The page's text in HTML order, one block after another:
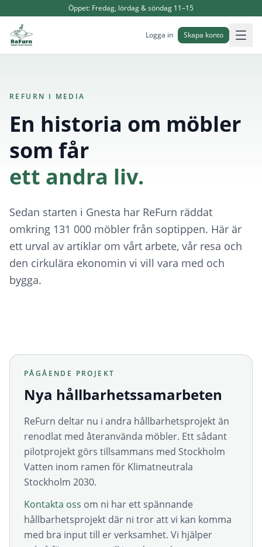
Öppet: Fredag, lördag & söndag 11–15
Logga in Skapa konto
REFURN I MEDIA
En historia om möbler
som får
ett andra liv.
Sedan starten i Gnesta har ReFurn räddat
omkring 131 000 möbler från soptippen. Här är
ett urval av artiklar om vårt arbete, vår resa och
den cirkulära ekonomin vi vill vara med och
bygga.
PÅGÅENDE PROJEKT
Nya hållbarhetssamarbeten
ReFurn deltar nu i andra hållbarhetsprojekt än
renodlat med återanvända möbler. Ett sådant
pilotprojekt görs tillsammans med Stockholm
Vatten inom ramen för Klimatneutrala
Stockholm 2030.
Kontakta oss om ni har ett spännande
hållbarhetsprojekt där ni tror att vi kan komma
med bra input till er verksamhet. Vi hjälper